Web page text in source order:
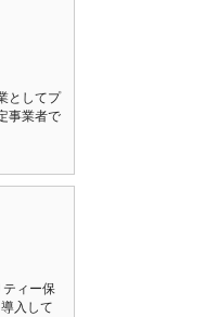
としてプ
事業者で
ティー保
入して